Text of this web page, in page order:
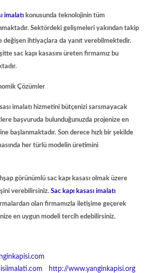
imalatı konusunda teknolojinin tüm
Sektördeki gelişmeleri yakından takip
değişen ihtiyaçlara da yanıt verebilmektedir.
sac kapı kasasını üreten firmamız bu
Çözümler
imalatı hizmetini bütçenizi sarsmayacak
başvuruda bulunduğunuzda projenize en
başlanmaktadır. Son derece hızlı bir şekilde
her türlü modelin üretimini
görünümlü sac kapı kasası olmak üzere
verebilirsiniz. Sac kapı kasası imalatı
olan firmamızla iletişime geçerek
en uygun modeli tercih edebilirsiniz.
http://www.yanginkapisi.org